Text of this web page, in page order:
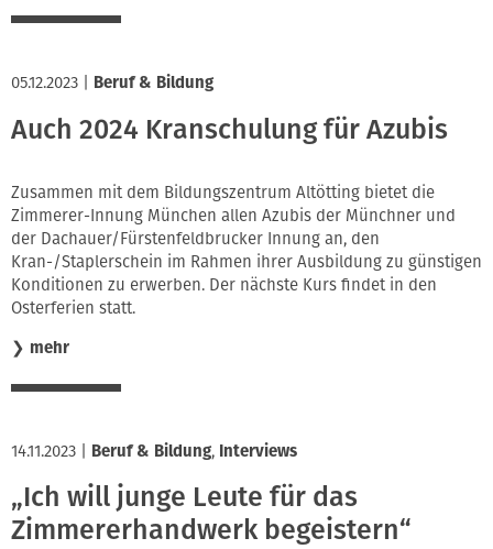
05.12.2023 Beruf & Bildung
Auch 2024 Kranschulung für Azubis
Zusammen mit dem Bildungszentrum Altötting bietet die
Zimmerer-Innung München allen Azubis der Münchner und
der Dachauer/Fürstenfeldbrucker Innung an, den
Kran-/Staplerschein im Rahmen ihrer Ausbildung zu günstigen
Konditionen zu erwerben. Der nächste Kurs findet in den
Osterferien statt.
❯ mehr
14.11.2023 Beruf & Bildung, Interviews
„Ich will junge Leute für das
Zimmererhandwerk begeistern“